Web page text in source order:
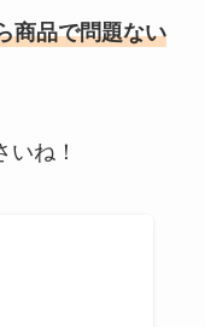
商品で問題ない
ね！